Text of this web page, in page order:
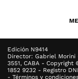
Edición N9414
Director: Gabriel
3551, CABA -
1852 9232 - Registro
- Términos y